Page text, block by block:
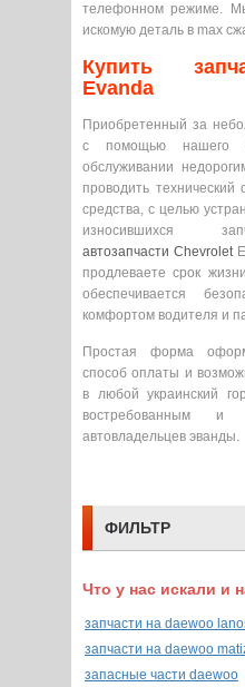
телефонном режиме.
искомую деталь в max
Купить
Evanda
Приобретенный за
с помощью нашего
обслуживании
проводить технический
средства, с целью
износившихся
автозапчасти Chevrolet
продлеваете срок
обеспечивается
комфортом водителя и
Простая форма
способ оплаты и
в любой украинский
востребованным
автовладельцев эванды.
ФИЛЬТР
Что у нас искали и
запчасти на daewoo
запчасти на daewoo
запасные части daewoo